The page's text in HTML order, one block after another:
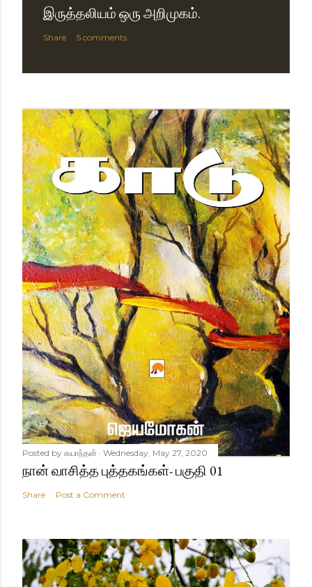
இருத்தலியம் ஒரு அறிமுகம்.
Share 5 comments
Posted by சுயாந்தன் Wednesday, May 27, 2020
நான் வாசித்த புத்தகங்கள்- பகுதி 01
Share Post a Comment